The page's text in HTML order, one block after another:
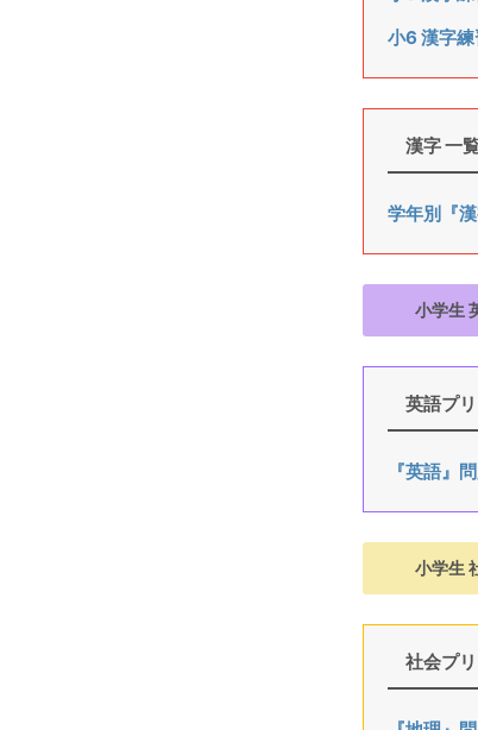
小6 漢字練
漢字 一
学年別『漢
小学生
英語プ
『英語』
小学生
社会プ